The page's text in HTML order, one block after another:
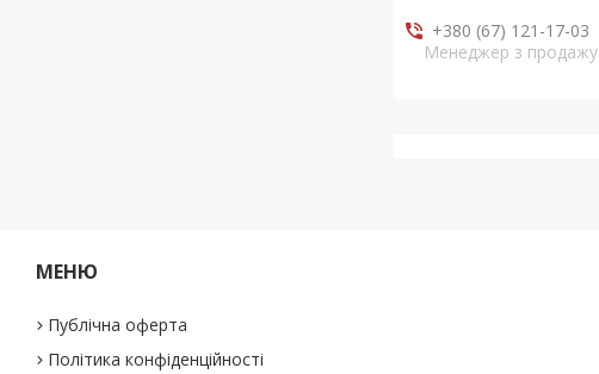
+380 (67) 121-17-03
Менеджер з продажу
МЕНЮ
Публічна оферта
Політика конфіденційності